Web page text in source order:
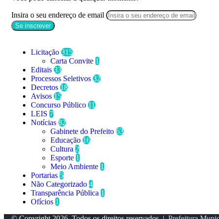
Insira o seu endereço de email
Licitação 315
Carta Convite 1
Editais 33
Processos Seletivos 32
Decretos 18
Avisos 15
Concurso Público 11
LEIS 7
Notícias 82
Gabinete do Prefeito 63
Educação 16
Cultura 2
Esporte 1
Meio Ambiente 1
Portarias 5
Não Categorizado 4
Transparência Pública 1
Ofícios 1